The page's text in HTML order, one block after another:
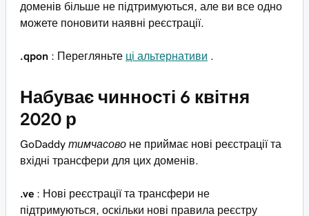
доменів більше не підтримуються, але ви все одно
можете поновити наявні реєстрації.
.qpon : Перегляньте ці альтернативи
Набуває чинності 6 квітня
2020 р
GoDaddy тимчасово не приймає нові реєстрації та
вхідні трансфери для цих доменів.
.ve : Нові реєстрації та трансфери не
підтримуються, оскільки нові правила реєстру